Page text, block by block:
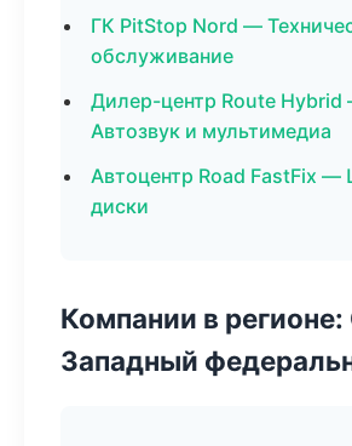
ГК PitStop Nord —
обслуживание
Дилер-центр Route
Автозвук и мультимедиа
Автоцентр Road FastFix
диски
Компании в
Западный